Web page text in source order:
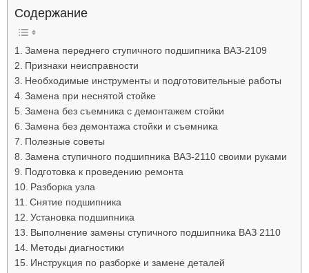
ВАЗ
Содержание
Замена переднего ступичного подшипника ВАЗ-2109
Признаки неисправности
Необходимые инструменты и подготовительные работы
Замена при неснятой стойке
Замена без съемника с демонтажем стойки
Замена без демонтажа стойки и съемника
Полезные советы
Замена ступичного подшипника ВАЗ-2110 своими руками
Подготовка к проведению ремонта
Разборка узла
Снятие подшипника
Установка подшипника
Выполнение замены ступичного подшипника ВАЗ 2110
Методы диагностики
Инструкция по разборке и замене деталей